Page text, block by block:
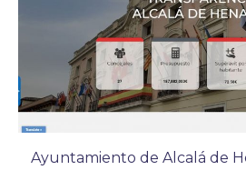
Ayuntamiento de Alcalá de